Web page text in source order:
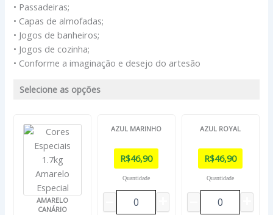
• Passadeiras;
• Capas de almofadas;
• Jogos de banheiros;
• Jogos de cozinha;
• Conforme a imaginação e desejo do artesão
Selecione as opções
AMARELO
CANÁRIO
AZUL MARINHO
R$46,90
Quantidade
AZUL ROYAL
R$46,90
Quantidade